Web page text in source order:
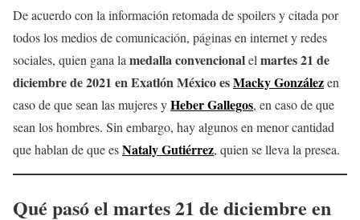
De acuerdo con la información retomada de spoilers y citada por
todos los medios de comunicación, páginas en internet y redes
sociales, quien gana la medalla convencionalel martes 21 de
diciembrede 2021 en Exatlón MéxicoesMacky Gonzálezen
caso de que sean las mujeres yHeber Gallegos, en caso de que
sean los hombres. Sin embargo, hay algunos en menor cantidad
que hablan de que esNataly Gutiérrez, quien se lleva la presea.
Qué pasó el martes 21 de diciembre en